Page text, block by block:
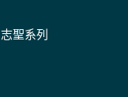
志聖系列